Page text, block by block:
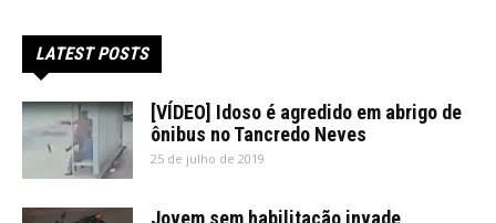
LATEST POSTS
[VÍDEO] Idoso é agredido em abrigo de
ônibus no Tancredo Neves
25 de julho de 2019
Jovem sem habilitação invade